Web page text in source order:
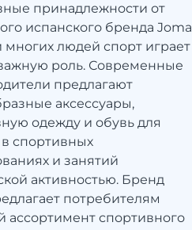
принадлежности от
испанского бренда Joma
людей спорт играет
роль. Современные
предлагают
аксессуары,
одежду и обувь для
в спортивных
и занятий
активностью. Бренд
потребителям
ассортимент спортивного